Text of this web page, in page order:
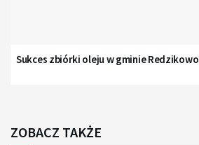
Sukces zbiórki oleju w gminie Redzikowo
ZOBACZ TAKŻE